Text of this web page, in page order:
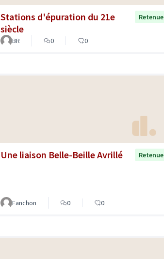
Stations d'épuration du 21e
siècle
Retenue
BR 0 0
Une liaison Belle-Beille Avrillé Retenue
Fanchon 0 0